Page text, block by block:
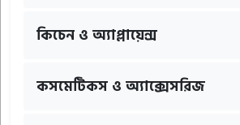
কিচেন ও অ্যাপ্লায়েন্স
কসমেটিকস ও অ্যাক্সেসরিজ